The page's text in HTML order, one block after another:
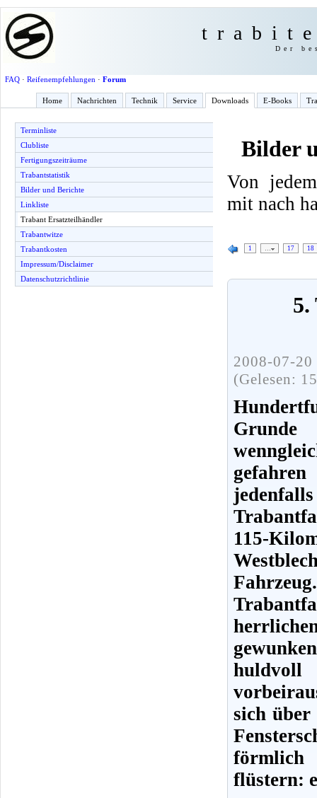
Der
FAQ· Reifenempfehlungen · Forum
Home Nachrichten Technik Service Downloads E-Books
Terminliste
Clubliste
Fertigungszeiträume
Trabantstatistik
Bilder und Berichte
Linkliste
Trabant Ersatzteilhändler
Trabantwitze
Trabantkosten
Impressum/Disclaimer
Datenschutzrichtlinie
Bilder
Von
mit nach
1 17 18
2008-07-
(Gelesen:
115-
sich über
förmlich
flüstern: